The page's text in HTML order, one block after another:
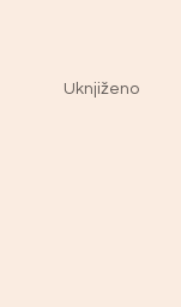
Uknjiženo